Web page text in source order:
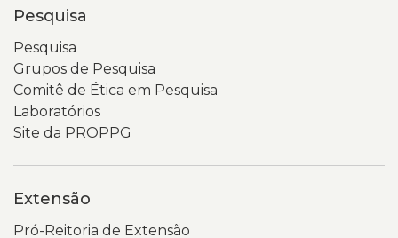
Pesquisa
Pesquisa
Grupos de Pesquisa
Comitê de Ética em Pesquisa
Laboratórios
Site da PROPPG
Extensão
Pró-Reitoria de Extensão